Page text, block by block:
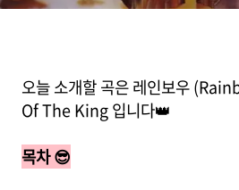
오늘 소개할 곡은 레인보우
Of The King 입니다👑
목차 😎